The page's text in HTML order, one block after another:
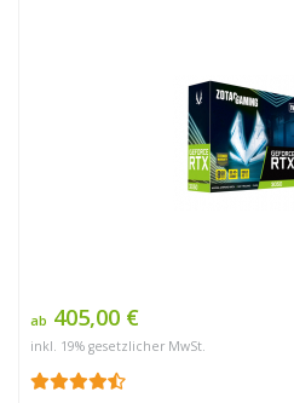
ab 405,00 €
inkl. 19% gesetzlicher MwSt.